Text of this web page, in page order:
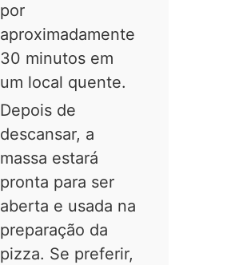
por
aproximadamente
30 minutos em
um local quente.
Depois de
descansar, a
massa estará
pronta para ser
aberta e usada na
preparação da
pizza. Se preferir,